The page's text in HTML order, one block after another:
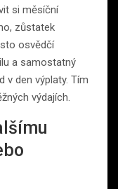
si měsíční
zůstatek
osvědčí
a samostatný
v den výplaty. Tím
výdajích.